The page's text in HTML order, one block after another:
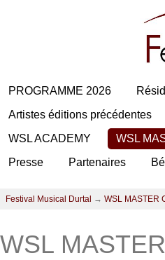
PROGRAMME 2026
Artistes éditions précédentes
WSL ACADEMY
WSL
Presse
Partenaires
Festival Musical Durtal → WSL MASTER
WSL